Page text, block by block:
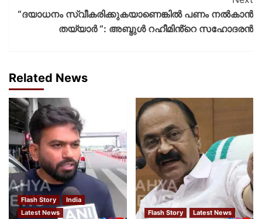
“ദയാധനം സ്വീകരിക്കുകയാണെങ്കിൽ പണം നൽകാൻ
തയ്യാർ “: അബ്ദുൾ റഹീമിൻ്റെ സഹോദരൻ
Related News
Flash Story
India
Latest News
Flash Story Latest News